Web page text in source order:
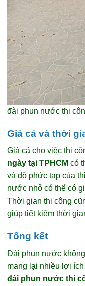
đài phun nước thi
Giá cả và thời
Giá cả cho việc thi
ngày tại TPHCM có
và độ phức tạp của
nước nhỏ có thể có
Thời gian thi công
giúp tiết kiệm thời
Tổng kết
Đài phun nước
mang lại nhiều lợi
đài phun nước thi